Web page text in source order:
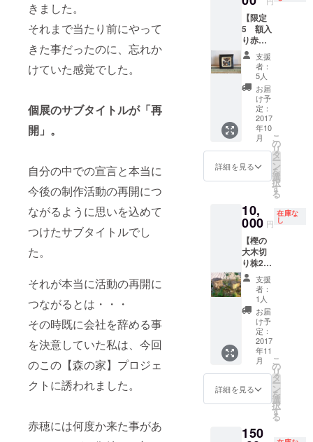
きました。
それまで当たり前にやって
きた事だったのに、忘れか
けていた感覚でした。
個展のサブタイトルが「再
開」。
自分の中での宣言と本当に
今後の制作活動の再開につ
ながるように思いを込めて
つけたサブタイトルでし
た。
それが本当に活動の再開に
つながるとは・・・
その時既に会社を辞める事
を決意していた私は、今回
のこの【森の家】プロジェ
クトに誘われました。
赤穂には何度か来た事があ
ち帰り
くださ
い。
券 500
円×２枚
※有効期
限２０
１８年
１２月
３１日
※竹や森
の植物
をどう
ぞお持
ち帰り
くださ
い。 +
森の家
お揃い
のオリ
タイル
コース
ター2枚
（中村
達薫
作）
【限定
5 額入
り赤穂
緞通】
・お礼
のポス
トカー
ドと灯
台が丘
探検地
図 ＋ ・
森の庭
入場チ
ケット
回数
券 500
※有効期
限２０
１８年
１２月
３１日
※竹や森
の植物
をどう
ぞお持
ち帰り
くださ
い。 +
１００
年ぐら
い前の
赤穂緞
通を切
たも
支援
者：
5人
お届
け予
定：
2017
年10
月
詳細を見る
こ
の
リ
タ
ー
ン
を
選
択
す
る
10,
000 円
在庫な
し
【樫の
大木切
り株2
個】兵
庫県近
県まで
お届け
＆ガー
デンな
んでも
ご相談1
時間付
＋ ・お
礼のポ
スト
が丘探
支援
者：
1人
お届
け予
定：
2017
年11
月
詳細を見る
こ
の
リ
タ
ー
ン
を
選
択
す
る
150